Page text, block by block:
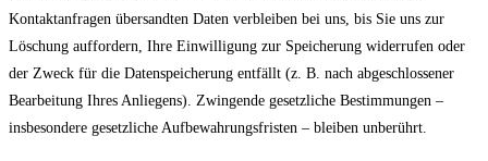
Kontaktanfragen übersandten Daten verbleiben bei uns, bis Sie uns zur
Löschung auffordern, Ihre Einwilligung zur Speicherung widerrufen oder
der Zweck für die Datenspeicherung entfällt (z. B. nach abgeschlossener
Bearbeitung Ihres Anliegens). Zwingende gesetzliche Bestimmungen –
insbesondere gesetzliche Aufbewahrungsfristen – bleiben unberührt.